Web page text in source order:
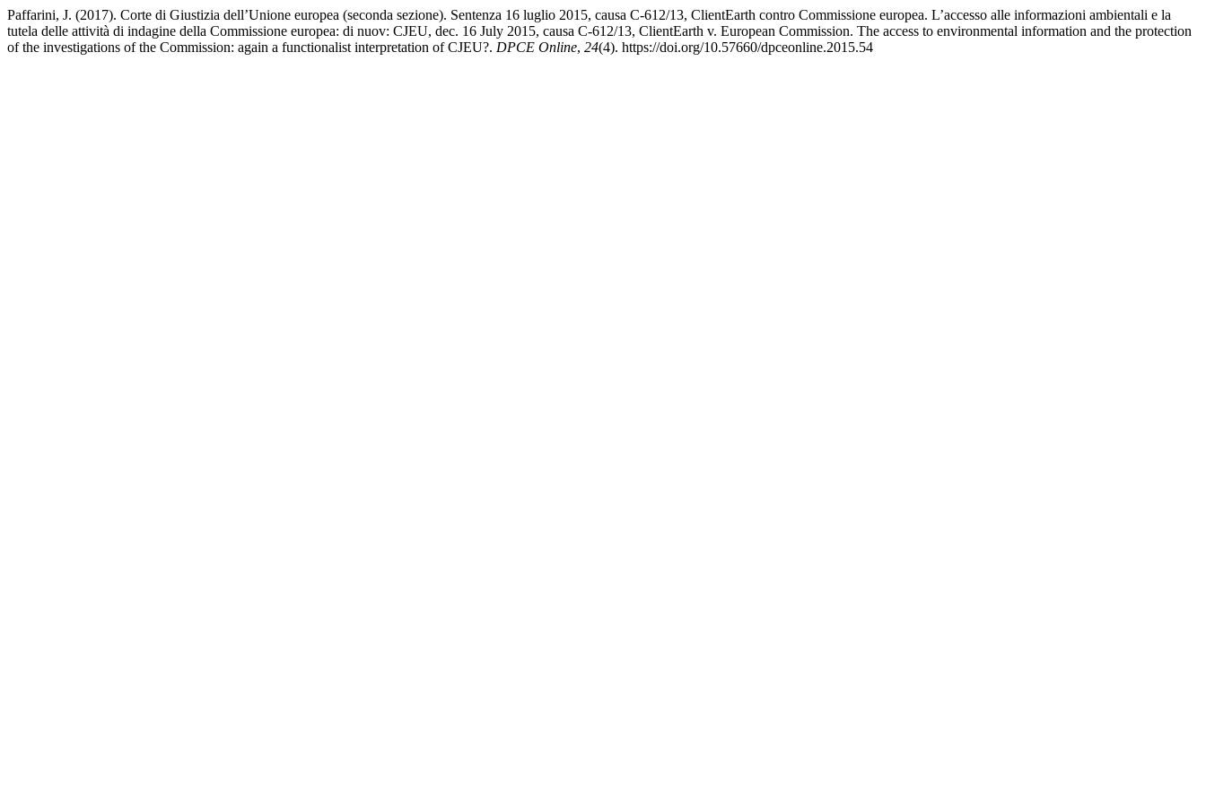
Paffarini, J. (2017). Corte di Giustizia dell’Unione europea (seconda sezione). Sentenza 16 luglio 2015, causa C-612/13, ClientEarth contro Commissione europea. L’accesso alle informazioni ambientali e la
tutela delle attività di indagine della Commissione europea: di nuov: CJEU, dec. 16 July 2015, causa C-612/13, ClientEarth v. European Commission. The access to environmental information and the protection
of the investigations of the Commission: again a functionalist interpretation of CJEU?. DPCE Online, 24(4). https://doi.org/10.57660/dpceonline.2015.54